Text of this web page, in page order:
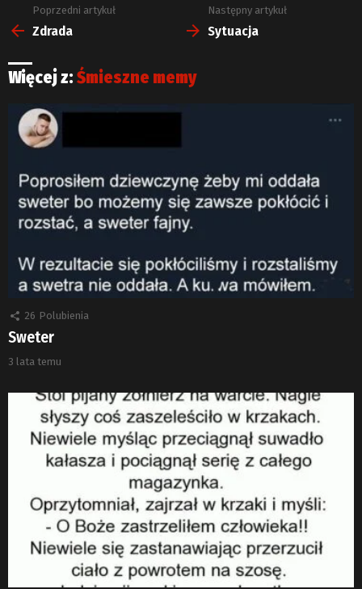
Zobacz
więcej
Poprzedni artykuł
Zdrada
Następny artykuł
Sytuacja
Więcej z:Śmieszne memy
26 Polubienia
Sweter
3 lata temu